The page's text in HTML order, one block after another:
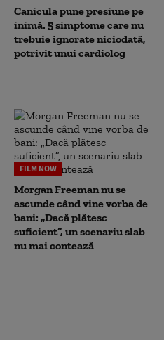
Canicula pune presiune pe
inimă. 5 simptome care nu
trebuie ignorate niciodată,
potrivit unui cardiolog
FILM NOW
Morgan Freeman nu se
ascunde când vine vorba de
bani: „Dacă plătesc
suficient”, un scenariu slab
nu mai contează